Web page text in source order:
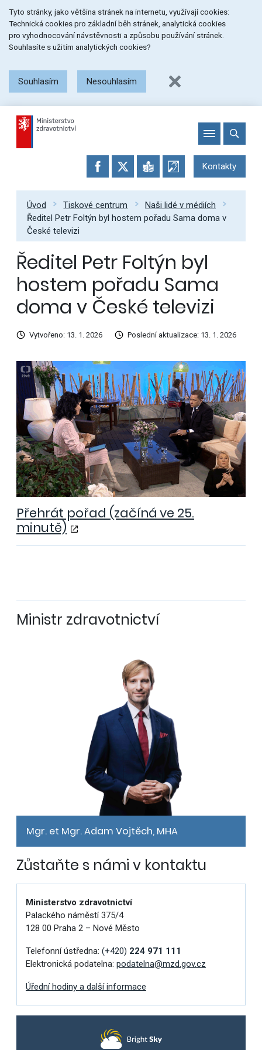
na
menu
na
obsah
na
patičku
stránky
Tyto stránky, jako většina stránek na internetu, využívají cookies:
Technická cookies pro základní běh stránek, analytická cookies
pro vyhodnocování návstěvnosti a způsobu používání stránek.
Souhlasíte s užitím analytických cookies?
Souhlasím Nesouhlasím
Kontakty
Úvod Tiskové centrum
Naši lidé v médiích
Ředitel Petr Foltýn byl hostem pořadu Sama doma v
České televizi
Ředitel Petr Foltýn byl
hostem pořadu Sama
doma v České televizi
Vytvořeno: 13. 1. 2026 Poslední aktualizace: 13. 1. 2026
Přehrát pořad (začíná ve 25.
minutě)
Ministr zdravotnictví
Mgr. et Mgr. Adam Vojtěch, MHA
Zůstaňte s námi v kontaktu
Ministerstvo zdravotnictví
Palackého náměstí 375/4
128 00 Praha 2 – Nové Město
Telefonní ústředna: (+420) 224 971 111
Elektronická podatelna: podatelna@mzd.gov.cz
Úřední hodiny a další informace